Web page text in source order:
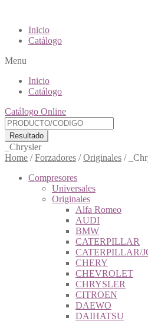
Inicio
Catálogo
Menu
Inicio
Catálogo
Catálogo Online
Resultado
_Chrysler
Home /Forzadores /Originales /
Compresores
Universales
Originales
Alfa Romeo
AUDI
BMW
CATERPILLAR
CATERPILLAR/
CHERY
CHEVROLET
CHRYSLER
CITROEN
DAEWO
DAIHATSU